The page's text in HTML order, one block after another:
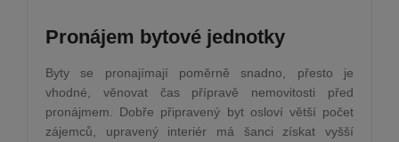
Pronájem bytové jednotky
Byty se pronajímají poměrně snadno, přesto je
vhodné, věnovat čas přípravě nemovitosti před
pronájmem. Dobře připravený byt osloví větší počet
zájemců, upravený interiér má šanci získat vyšší